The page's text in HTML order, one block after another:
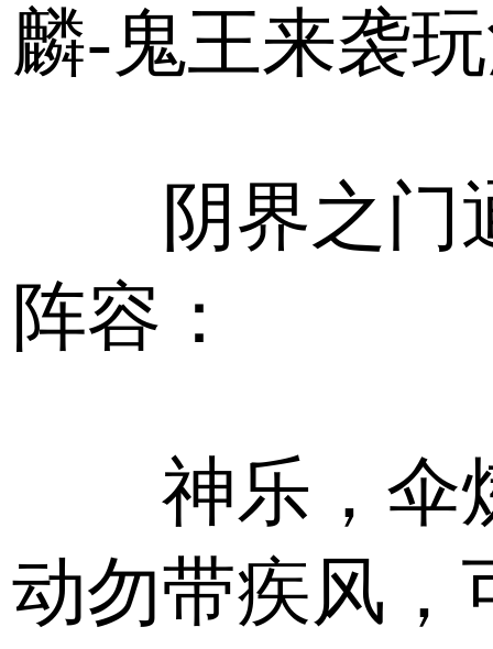
麟-鬼王来袭
阴界之门
阵容：
神乐，伞
动勿带疾风，